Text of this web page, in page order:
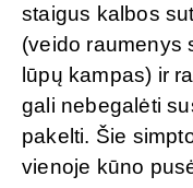
staigus kalbos
(veido raumenys
lūpų kampas) ir
gali nebegalėti
pakelti. Šie
vienoje kūno